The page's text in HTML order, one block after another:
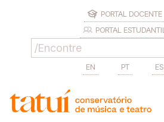
PORTAL DOCENTE
PORTAL ESTUDANTIL
EN PT ES